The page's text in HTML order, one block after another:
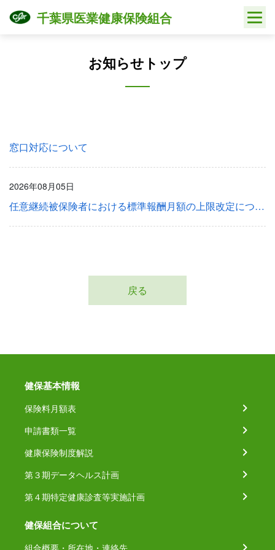
千葉県医業健康保険組合
お知らせトップ
窓口対応について
2026年08月05日
任意継続被保険者における標準報酬月額の上限改定について
戻る
健保基本情報
保険料月額表
申請書類一覧
健康保険制度解説
第３期データヘルス計画
第４期特定健康診査等実施計画
健保組合について
組合概要・所在地・連絡先